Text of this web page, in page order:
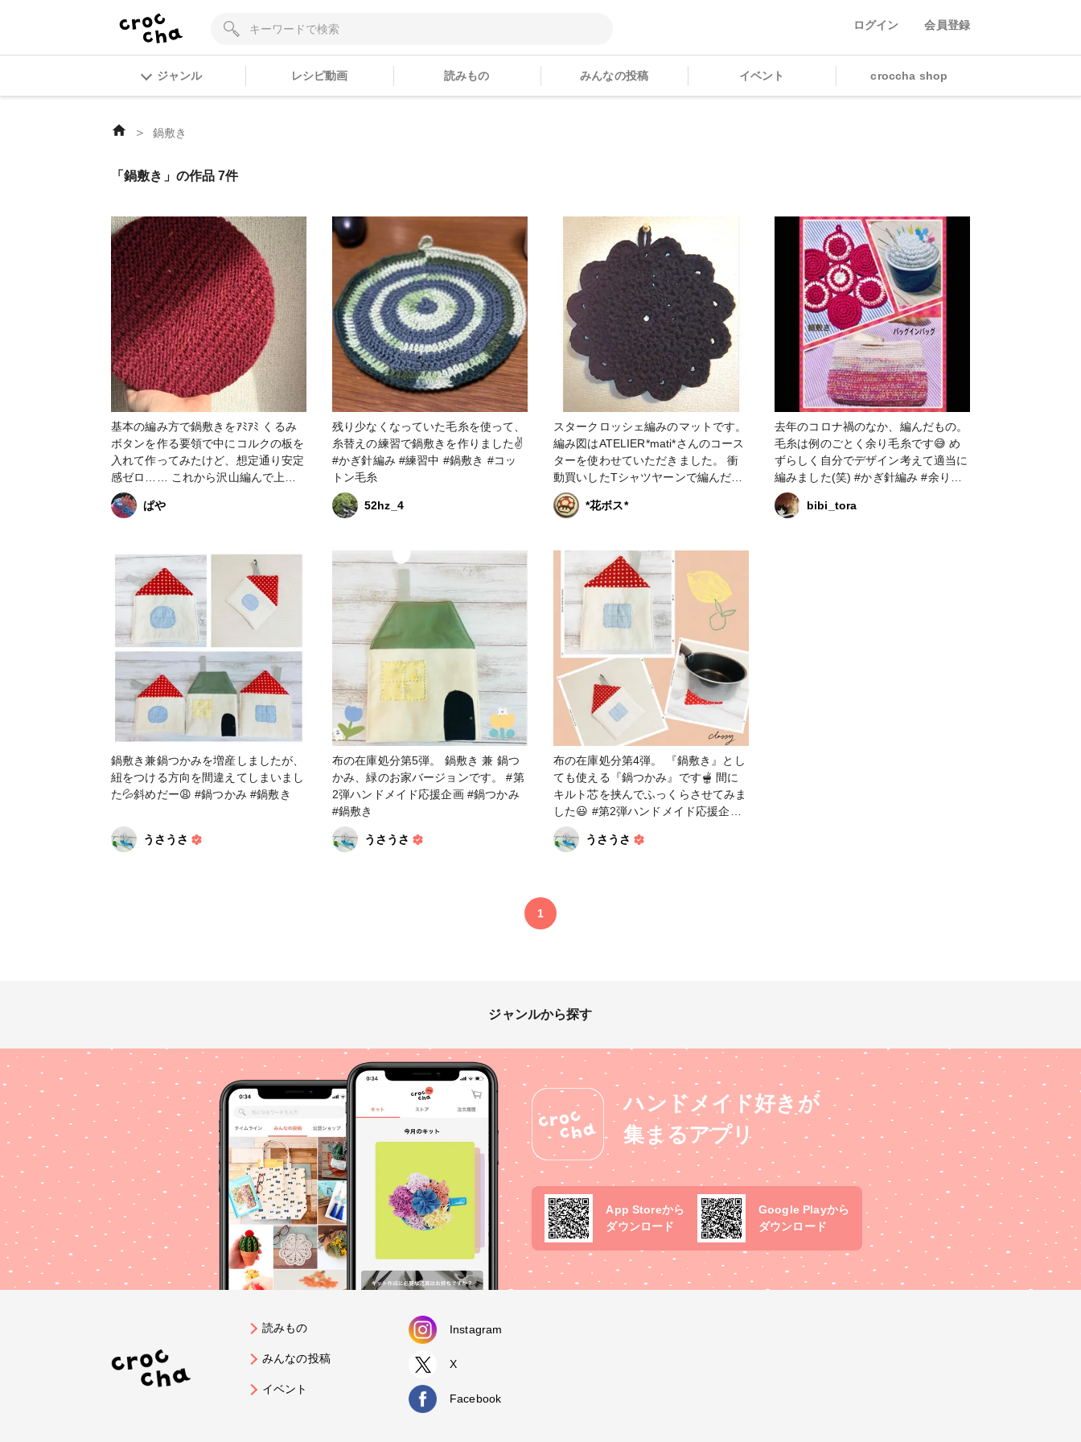
ログイン 会員登録
ジャンル レシピ動画 読みもの みんなの投稿 イベント croccha shop
＞ 鍋敷き
「鍋敷き」の作品 7件
基本の編み方で鍋敷きをｱﾐｱﾐ くるみ
ボタンを作る要領で中にコルクの板を
入れて作ってみたけど、想定通り安定
感ゼロ…… これから沢山編んで上達
ぱや
残り少なくなっていた毛糸を使って、
糸替えの練習で鍋敷きを作りました✌️
#かぎ針編み #練習中 #鍋敷き #コッ
トン毛糸
52hz_4
スタークロッシェ編みのマットです。
編み図はATELIER*mati*さんのコース
ターを使わせていただきました。 衝
動買いしたTシャツヤーンで編んだの
で、コースターではなく鍋敷きサイズ
に😆 この連休は編み物三昧してスト
ト #鍋敷き #Tシャツヤーン
*花ボス*
去年のコロナ禍のなか、編んだもの。
毛糸は例のごとく余り毛糸です😅 め
ずらしく自分でデザイン考えて適当に
編みました(笑) #かぎ針編み #余り毛
糸 #鍋敷き #針山 #バック・ポーチ #
編み物bibi_tora
鍋敷き兼鍋つかみを増産しましたが、
紐をつける方向を間違えてしまいまし
た💦斜めだー😩 #鍋つかみ #鍋敷き
うさうさ
布の在庫処分第5弾。 鍋敷き 兼 鍋つ
かみ、緑のお家バージョンです。 #第
2弾ハンドメイド応援企画 #鍋つかみ
#鍋敷き
うさうさ
布の在庫処分第4弾。 『鍋敷き』とし
ても使える『鍋つかみ』です🫕 間に
キルト芯を挟んでふっくらさせてみま
した😃 #第2弾ハンドメイド応援企
画 #鍋つかみ #鍋敷き
うさうさ
1
ジャンルから探す
ハンドメイド好きが
集まるアプリ
App Storeから
ダウンロード
Google Playから
ダウンロード
読みもの
みんなの投稿
イベント
Instagram
X
Facebook